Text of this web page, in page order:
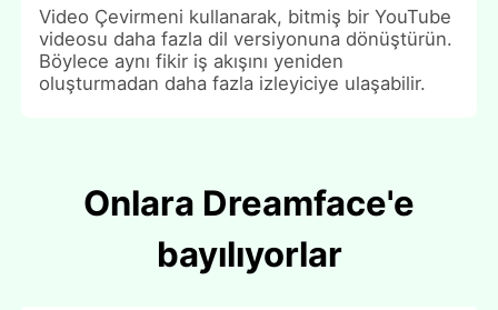
Video Çevirmeni kullanarak, bitmiş bir YouTube
videosu daha fazla dil versiyonuna dönüştürün.
Böylece aynı fikir iş akışını yeniden
oluşturmadan daha fazla izleyiciye ulaşabilir.
Onlara Dreamface'e
bayılıyorlar